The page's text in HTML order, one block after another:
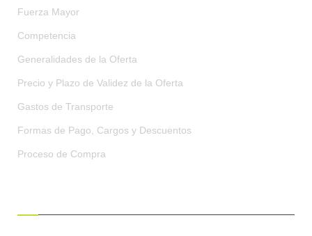
Fuerza Mayor
Competencia
Generalidades de la Oferta
Precio y Plazo de Validez de la Oferta
Gastos de Transporte
Formas de Pago, Cargos y Descuentos
Proceso de Compra